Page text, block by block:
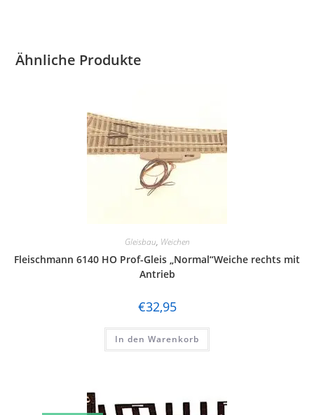
Ähnliche Produkte
Gleisbau, Weichen
Fleischmann 6140 HO Prof-Gleis „Normal“Weiche rechts mit
Antrieb
€32,95
In den Warenkorb